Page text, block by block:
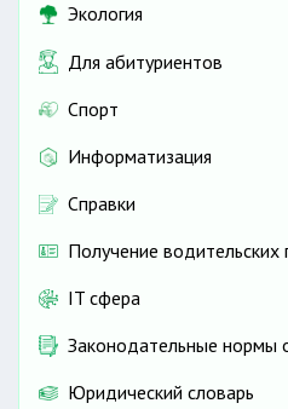
Экология
Для абитуриентов
Спорт
Информатизация
Справки
Получение водительских
IT сфера
Законодательные нормы
Юридический словарь